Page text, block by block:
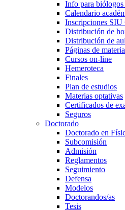
Info para
Calendario
Inscripciones SIU
Distribución de
Distribución de
Páginas de
Cursos on-line
Hemeroteca
Finales
Plan de estudios
Materias optativas
Certificados de
Seguros
Doctorado
Doctorado en
Subcomisión
Admisión
Reglamentos
Seguimiento
Defensa
Modelos
Doctorandos/as
Tesis